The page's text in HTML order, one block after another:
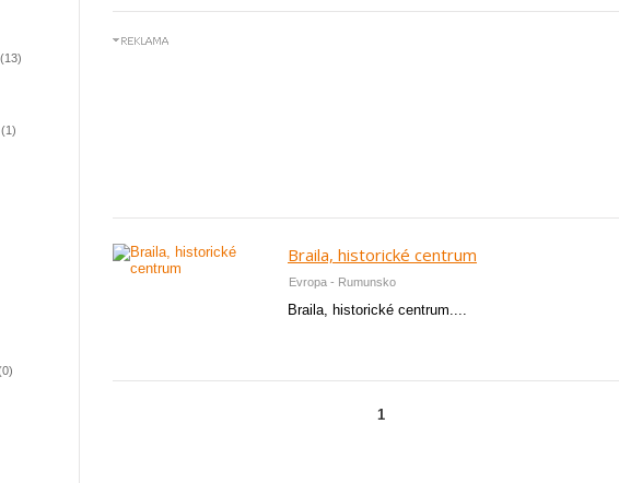
(13)
(1)
Braila, historické centrum
Evropa - Rumunsko
Braila, historické centrum....
1